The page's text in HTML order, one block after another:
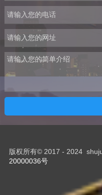
版权所有© 2017 - 2024
20000036号